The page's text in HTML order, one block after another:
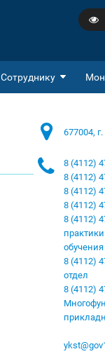
Сотруднику
677004,
8 (4112)
8 (4112)
8 (4112)
8 (4112)
8 (4112)
обучения
8 (4112)
отдел
8 (4112)